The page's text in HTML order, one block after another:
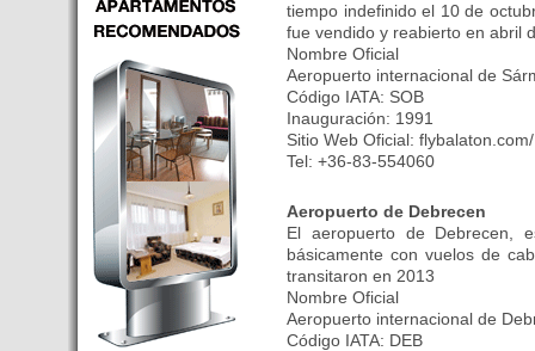
puede ser controlado por
Smarthfones de sus clientes
- HOTEL Moments Budapest,
éste sí es un ‘gran hotel
Budapest’.
- Hoteles en BUDAPEST:
Resultados octubre de 2016,
subida del 15% ocupación y
del 25,6% en el RevPar
- Nuevo Hotel en Budapest
bajo la marca Exe Hotusa
- Transfer Aeropuerto de
BUDAPEST
tiempo indefinido el 10 de
fue vendido y reabierto en abril
Nombre Oficial
Aeropuerto internacional de
Código IATA: SOB
Inauguración: 1991
Sitio Web Oficial: flybalaton.com/
Tel: +36-83-554060
Aeropuerto de Debrecen
El aeropuerto de Debrecen,
básicamente con vuelos de
transitaron en 2013
Nombre Oficial
Aeropuerto internacional de
Código IATA: DEB